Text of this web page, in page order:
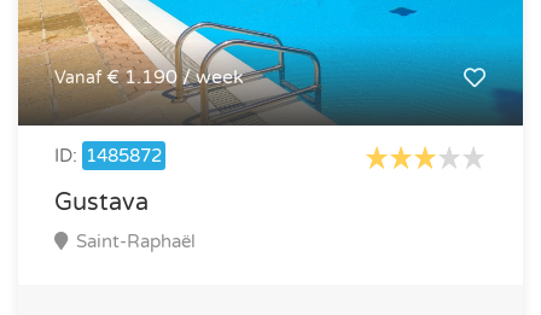
Vanaf€ 1.190 / week
ID: 1485872
Gustava
Saint-Raphaël